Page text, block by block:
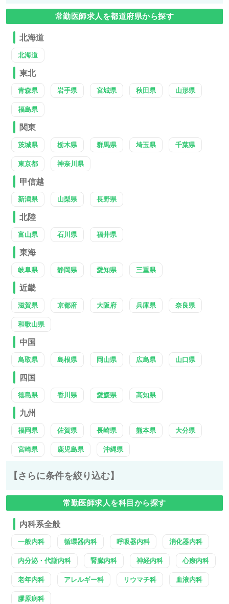
常勤医師求人を都道府県から探す
北海道
北海道
東北
青森県 岩手県 宮城県 秋田県 山形県
福島県
関東
茨城県 栃木県 群馬県 埼玉県 千葉県
東京都 神奈川県
甲信越
新潟県 山梨県 長野県
北陸
富山県 石川県 福井県
東海
岐阜県 静岡県 愛知県 三重県
近畿
滋賀県 京都府 大阪府 兵庫県 奈良県
和歌山県
中国
鳥取県 島根県 岡山県 広島県 山口県
四国
徳島県 香川県 愛媛県 高知県
九州
福岡県 佐賀県 長崎県 熊本県 大分県
宮崎県 鹿児島県 沖縄県
【さらに条件を絞り込む】
常勤医師求人を科目から探す
内科系全般
一般内科 循環器内科 呼吸器内科 消化器内科
内分泌・代謝内科 腎臓内科 神経内科 心療内科
老年内科 アレルギー科 リウマチ科 血液内科
膠原病科